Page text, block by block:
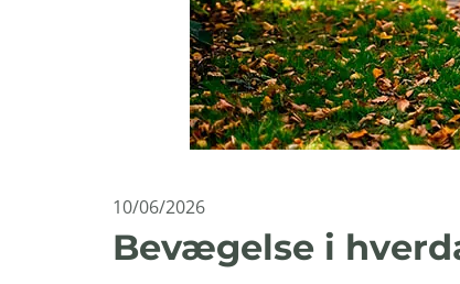
10/06/2026
Bevægelse i